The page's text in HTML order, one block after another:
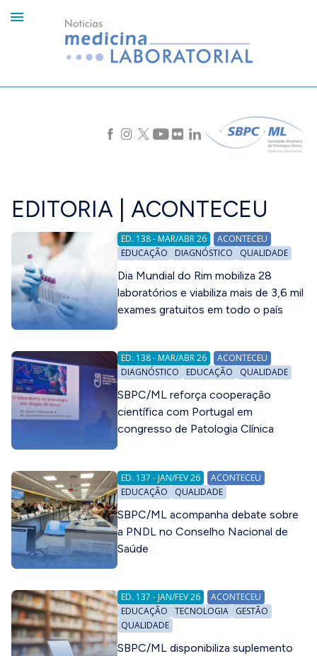
EDITORIA | ACONTECEU
ED. 138 - MAR/ABR 26
ACONTECEU
EDUCAÇÃO
DIAGNÓSTICO QUALIDADE
Dia Mundial do Rim mobiliza 28
laboratórios e viabiliza mais de 3,6 mil
exames gratuitos em todo o país
ED. 138 - MAR/ABR 26
ACONTECEU
DIAGNÓSTICO
EDUCAÇÃO QUALIDADE
SBPC/ML reforça cooperação
científica com Portugal em
congresso de Patologia Clínica
ED. 137 - JAN/FEV 26
ACONTECEU
EDUCAÇÃO
QUALIDADE
SBPC/ML acompanha debate sobre
a PNDL no Conselho Nacional de
Saúde
ED. 137 - JAN/FEV 26
ACONTECEU
EDUCAÇÃO
TECNOLOGIA
GESTÃO
QUALIDADE
SBPC/ML disponibiliza suplemento